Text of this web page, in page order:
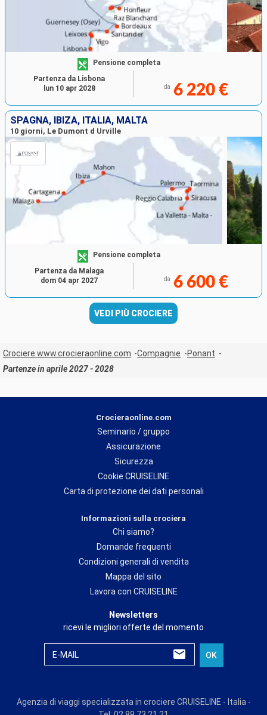
Pensione completa
da 6 220 €
Partenza da Lisbona
lun 10 apr 2028
SPAGNA, IBIZA, ITALIA, MALTA
10 giorni, Le Dumont d Urville
Pensione completa
da 6 600 €
Partenza da Malaga
dom 04 apr 2027
VEDI PIÙ CROCIERE
Crociere www.crocieraonline.com Compagnie
Ponant
Partenze in aprile 2027 - 2028
Crocieraonline.com
Seminario / gruppo
Assicurazione
Sicurezza
Cookie CRUISELINE
Carta di protezione dei dati personali
Informazioni sulla crociera
Chi siamo?
Domande frequenti
Condizioni generali di vendita
Mappa del sito
Lavora con CRUISELINE
Newsletters
ricevi le migliori offerte del momento
E-MAIL OK
Agenzia di viaggi specializzata in crociere CRUISELINE - Italia -